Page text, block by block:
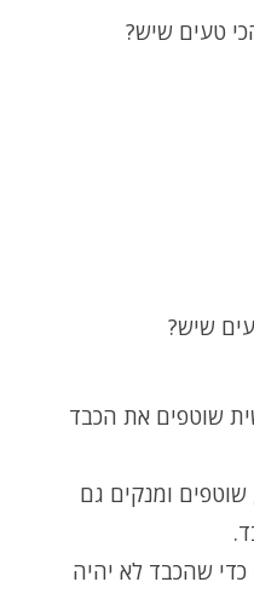
טעים שיש?
שיש?
שוטפים את הכבד
ומנקים גם
שהכבד לא יהיה